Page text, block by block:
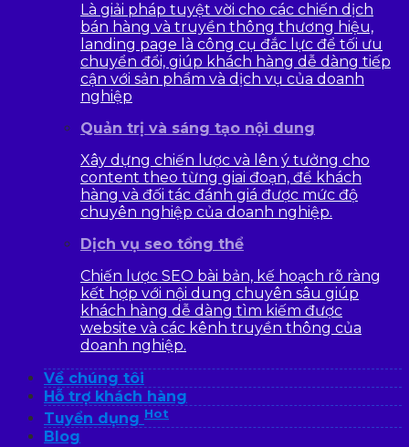
Là giải pháp tuyệt vời cho các chiến dịch
bán hàng và truyền thông thương hiệu,
landing page là công cụ đắc lực để tối ưu
chuyển đổi, giúp khách hàng dễ dàng tiếp
cận với sản phẩm và dịch vụ của doanh
nghiệp
Quản trị và sáng tạo nội dung
Xây dựng chiến lược và lên ý tưởng cho
content theo từng giai đoạn, để khách
hàng và đối tác đánh giá được mức độ
chuyên nghiệp của doanh nghiệp.
Dịch vụ seo tổng thể
Chiến lược SEO bài bản, kế hoạch rõ ràng
kết hợp với nội dung chuyên sâu giúp
khách hàng dễ dàng tìm kiếm được
website và các kênh truyền thông của
doanh nghiệp.
Về chúng tôi
Hỗ trợ khách hàng
Tuyển dụng Hot
Blog